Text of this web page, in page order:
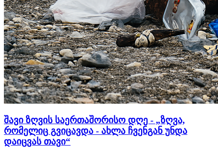
შავი ზღვის საერთაშორისო დღე - „ზღვა,
რომელიც გვიცავდა - ახლა ჩვენგან უნდა
დაიცვას თავი“